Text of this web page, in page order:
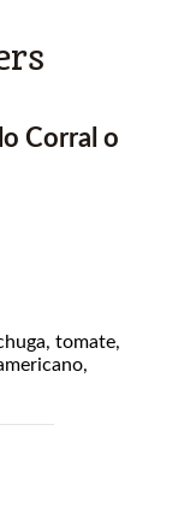
Corral o
tomate,